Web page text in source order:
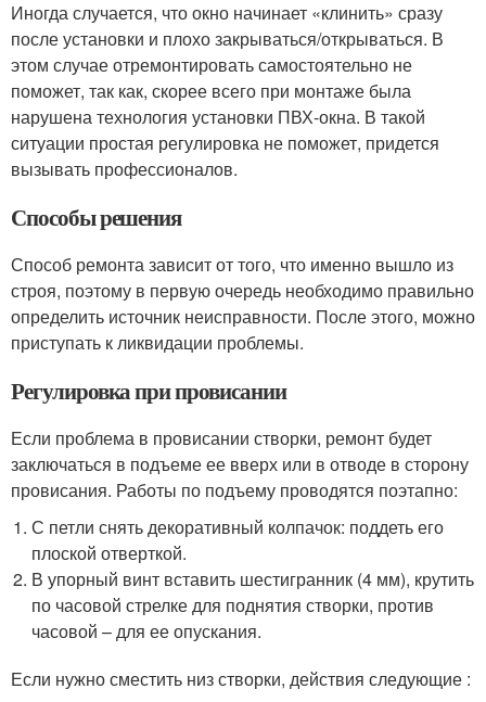
Иногда случается, что окно начинает «клинить» сразу
после установки и плохо закрываться/открываться. В
этом случае отремонтировать самостоятельно не
поможет, так как, скорее всего при монтаже была
нарушена технология установки ПВХ-окна. В такой
ситуации простая регулировка не поможет, придется
вызывать профессионалов.
Способы решения
Способ ремонта зависит от того, что именно вышло из
строя, поэтому в первую очередь необходимо правильно
определить источник неисправности. После этого, можно
приступать к ликвидации проблемы.
Регулировка при провисании
Если проблема в провисании створки, ремонт будет
заключаться в подъеме ее вверх или в отводе в сторону
провисания. Работы по подъему проводятся поэтапно:
С петли снять декоративный колпачок: поддеть его
плоской отверткой.
В упорный винт вставить шестигранник (4 мм), крутить
по часовой стрелке для поднятия створки, против
часовой – для ее опускания.
Если нужно сместить низ створки, действия следующие :